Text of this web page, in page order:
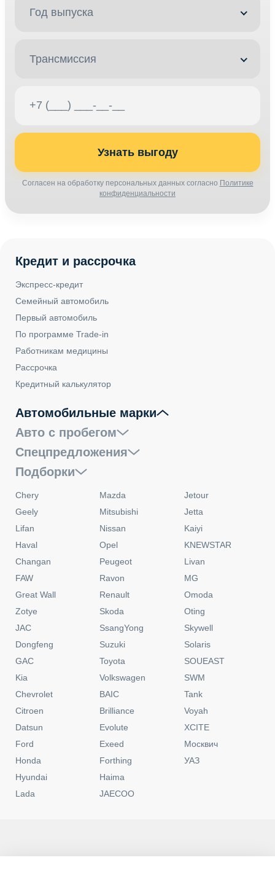
Год выпуска
Трансмиссия
Узнать выгоду
Согласен на обработку персональных данных согласно Политике
конфиденциальности
Кредит и рассрочка
Экспресс-кредит
Семейный автомобиль
Первый автомобиль
По программе Trade-in
Работникам медицины
Рассрочка
Кредитный калькулятор
Автомобильные марки
Авто с пробегом
Спецпредложения
Подборки
Chery
Geely
Lifan
Haval
Changan
FAW
Great Wall
Zotye
JAC
Dongfeng
GAC
Kia
Chevrolet
Citroen
Datsun
Ford
Honda
Hyundai
Lada
Mazda
Mitsubishi
Nissan
Opel
Peugeot
Ravon
Renault
Skoda
SsangYong
Suzuki
Toyota
Volkswagen
BAIC
Brilliance
Evolute
Exeed
Forthing
Haima
JAECOO
Jetour
Jetta
Kaiyi
KNEWSTAR
Livan
MG
Omoda
Oting
Skywell
Solaris
SOUEAST
SWM
Tank
Voyah
XCITE
Москвич
УАЗ